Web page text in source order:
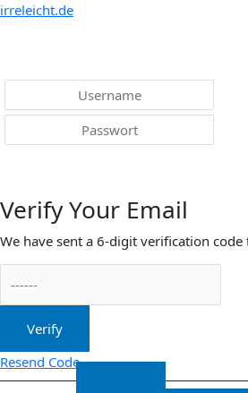
irreleicht.de
Verify Your Email
We have sent a 6-digit verification
Verify
Resend Code
Menü